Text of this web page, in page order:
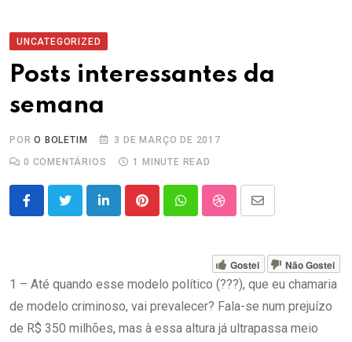
UNCATEGORIZED
Posts interessantes da
semana
PORO BOLETIM
3 DE MARÇO DE 2017
0 COMENTÁRIOS 1 MINUTE READ
LinkedInPinterestWhatsappStumbleUpon
Share
Email
Gostei Não Gostei
1 – Até quando esse modelo político (???), que eu chamaria
de modelo criminoso, vai prevalecer? Fala-se num prejuízo
de R$ 350 milhões, mas à essa altura já ultrapassa meio